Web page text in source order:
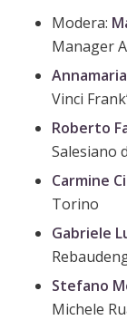
Modera:
Manager
Annamaria
Vinci
Roberto
Salesiano
Carmine
Torino
Gabriele
Stefano
Michele